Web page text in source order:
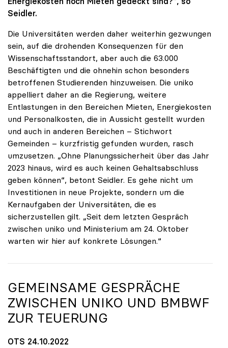
Seidler.
Die Universitäten werden daher weiterhin gezwungen
sein, auf die drohenden Konsequenzen für den
Wissenschaftsstandort, aber auch die 63.000
Beschäftigten und die ohnehin schon besonders
betroffenen Studierenden hinzuweisen. Die uniko
appelliert daher an die Regierung, weitere
Entlastungen in den Bereichen Mieten, Energiekosten
und Personalkosten, die in Aussicht gestellt wurden
und auch in anderen Bereichen – Stichwort
Gemeinden – kurzfristig gefunden wurden, rasch
umzusetzen. „Ohne Planungssicherheit über das Jahr
2023 hinaus, wird es auch keinen Gehaltsabschluss
geben können“, betont Seidler. Es gehe nicht um
Investitionen in neue Projekte, sondern um die
Kernaufgaben der Universitäten, die es
sicherzustellen gilt. „Seit dem letzten Gespräch
zwischen uniko und Ministerium am 24. Oktober
warten wir hier auf konkrete Lösungen.“
GEMEINSAME GESPRÄCHE
ZWISCHEN UNIKO UND BMBWF
ZUR TEUERUNG
OTS 24.10.2022